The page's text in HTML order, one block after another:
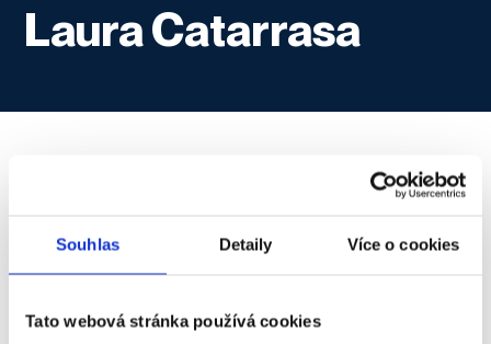
Souhlas Detaily Více o cookies
Tato webová stránka používá cookies
Laura Catarrasa
a vzdelávanie s dvojitým magisterským titulom
v odbore Politika a medzinárodné vzťahy
Plynule hovorí taliansky, anglicky, portugalsky,